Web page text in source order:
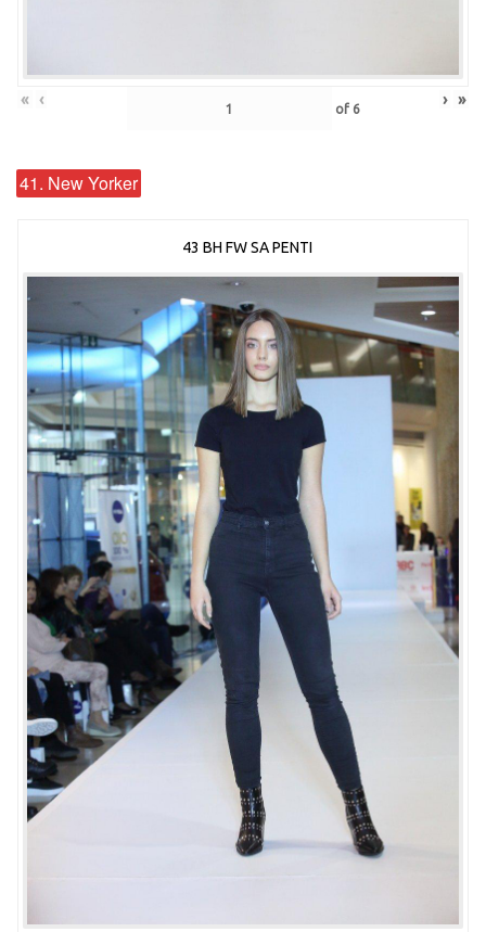
« ‹ of 6 › »
41. New Yorker
43 BH FW SA PENTI